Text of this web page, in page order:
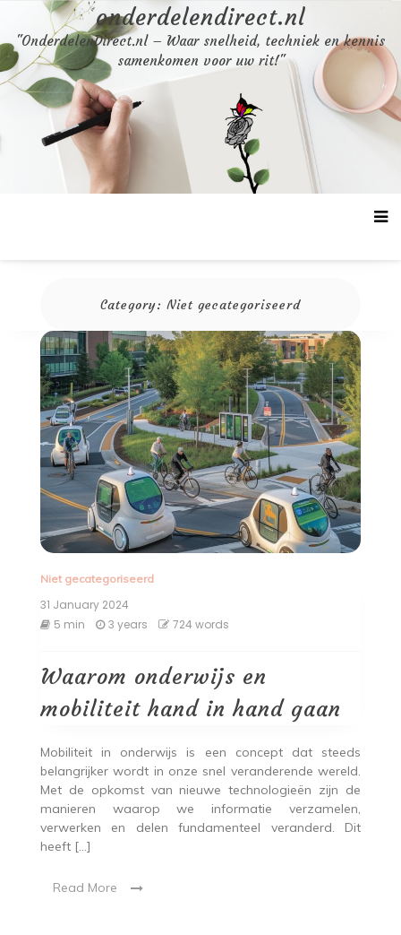
content
onderdelendirect.nl
"OnderdelenDirect.nl – Waar snelheid, techniek en kennis
samenkomen voor uw rit!"
Category: Niet gecategoriseerd
Niet gecategoriseerd
31 January 2024
5 min
3 years 724 words
Waarom onderwijs en
mobiliteit hand in hand gaan
Mobiliteit in onderwijs is een concept dat steeds
belangrijker wordt in onze snel veranderende wereld.
Met de opkomst van nieuwe technologieën zijn de
manieren waarop we informatie verzamelen,
verwerken en delen fundamenteel veranderd. Dit
heeft […]
Read More